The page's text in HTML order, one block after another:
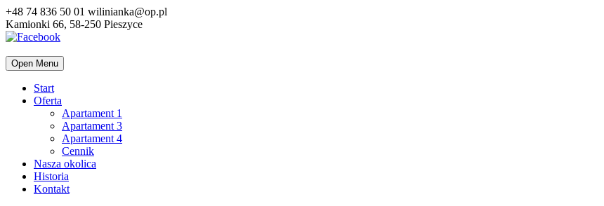
+48 74 836 50 01 wilinianka@op.pl
Kamionki 66, 58-250 Pieszyce
Open Menu
Start
Oferta
Apartament 1
Apartament 3
Apartament 4
Cennik
Nasza okolica
Historia
Kontakt